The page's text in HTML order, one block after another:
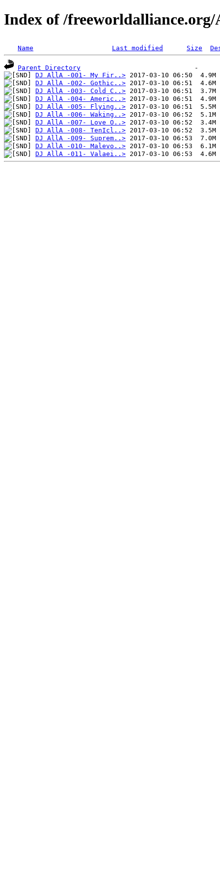
Index of /
Name Last modified Size
Parent Directory
DJ AllA -001- My Fir..>
DJ AllA -002- Gothic..>
DJ AllA -003- Cold C..>
DJ AllA -004- Americ..>
DJ AllA -005- Flying..>
DJ AllA -006- Waking..>
DJ AllA -007- Love O..>
DJ AllA -008- TenIcl..>
DJ AllA -009- Suprem..>
DJ AllA -010- Malevo..>
DJ AllA -011- Valaei..>